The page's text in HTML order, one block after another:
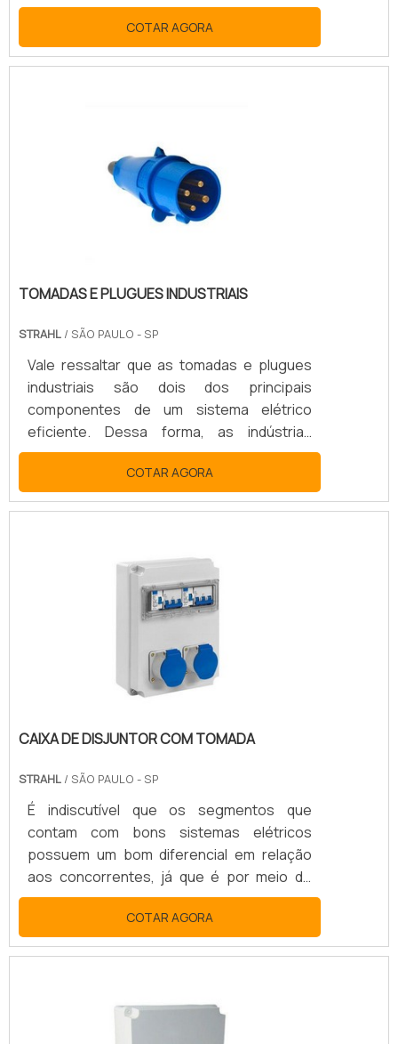
um dos principais equipamentos para essa
função, visto que deixa a fiação de sua
casa ou loja com toda a proteção
edificações de grande porte.MAIS SOBRE
CAIXA DE SOBREPORComo se sabe, quase
todas as residências possuem aparelho.
COTAR AGORA
TOMADAS E PLUGUES INDUSTRIAIS
STRAHL / SÃO PAULO - SP
Vale ressaltar que as tomadas e plugues
industriais são dois dos principais
componentes de um sistema elétrico
eficiente. Dessa forma, as indústrias
entendem que o sistema elétrico precisa
de materiais de alta qualidade, visto que
com esse tipo de elemento é possível
mercado. Isso porque a indústria possui
suma importância para o Brasil.MELHORES
TOMADAS E PLUGUESA importância de
COTAR AGORA
CAIXA DE DISJUNTOR COM TOMADA
STRAHL / SÃO PAULO - SP
É indiscutível que os segmentos que
contam com bons sistemas elétricos
possuem um bom diferencial em relação
aos concorrentes, já que é por meio de
equipamentos como a caixa de disjuntor
com tomada que os aparelhos e máquinas
vão receber toda a energia elétrica que
DISJUNTORCom o intuito de facilitar a
conexão elétrica, as caixas de disjuntores
COTAR AGORA